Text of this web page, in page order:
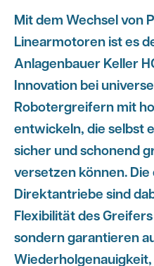
Mit dem Wechsel von
Linearmotoren ist es
Anlagenbauer Keller
Innovation bei
Robotergreifern mit
entwickeln, die selbst
sicher und schonend
versetzen können.
Direktantriebe sind
Flexibilität des
sondern garantieren